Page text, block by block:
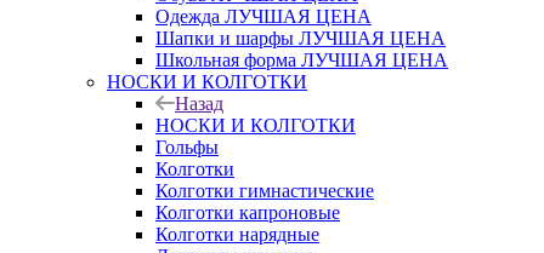
Одежда ЛУЧШАЯ ЦЕНА
Шапки и шарфы ЛУЧШАЯ ЦЕНА
Школьная форма ЛУЧШАЯ ЦЕНА
НОСКИ И КОЛГОТКИ
Назад
НОСКИ И КОЛГОТКИ
Гольфы
Колготки
Колготки гимнастические
Колготки капроновые
Колготки нарядные